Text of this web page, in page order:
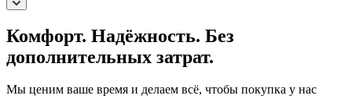
Комфорт. Надёжность. Без
дополнительных затрат.
Мы ценим ваше время и делаем всё, чтобы покупка у нас